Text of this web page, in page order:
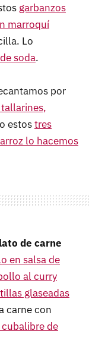
garbanzos
marroquí
Lo
soda.
por
o estostres
arroz lo hacemos
de carne
en salsa de
al curry
glaseadas
carne con
de